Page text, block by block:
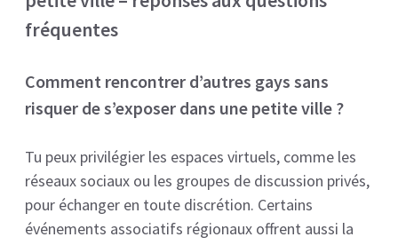
fréquentes
Comment rencontrer d’autres gays sans
risquer de s’exposer dans une petite ville ?
Tu peux privilégier les espaces virtuels, comme les
réseaux sociaux ou les groupes de discussion privés,
pour échanger en toute discrétion. Certains
événements associatifs régionaux offrent aussi la